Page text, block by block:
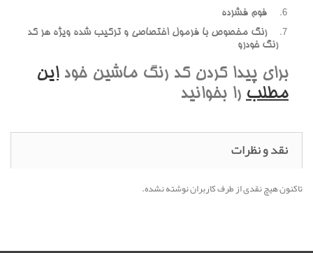
فوم فشرده
رنگ مخصوص با فرمول اختصاصي و ترکيب شده ويژه هر کد
رنگ خودرو
براي پيدا کردن کد رنگ ماشين خوداين
مطلب را بخوانيد
نقد و نظرات
تاکنون هیچ نقدی از طرف کاربران نوشته نشده.